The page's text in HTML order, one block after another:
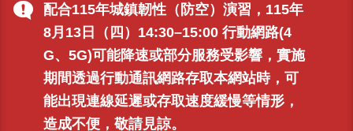
配合115年城鎮韌性（防空）演習，115年
8月13日（四）14:30–15:00 行動網路(4
G、5G)可能降速或部分服務受影響，實施
期間透過行動通訊網路存取本網站時，可
能出現連線延遲或存取速度緩慢等情形，
造成不便，敬請見諒。